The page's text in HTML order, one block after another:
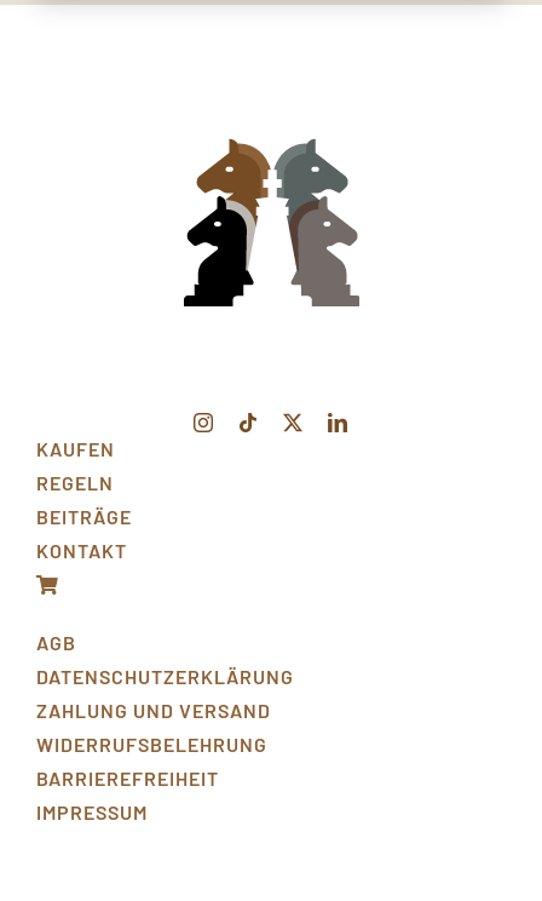
KAUFEN
REGELN
BEITRÄGE
KONTAKT
AGB
DATENSCHUTZERKLÄRUNG
ZAHLUNG UND VERSAND
WIDERRUFSBELEHRUNG
BARRIEREFREIHEIT
IMPRESSUM